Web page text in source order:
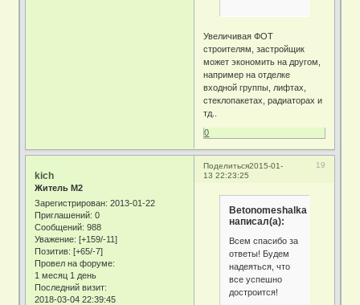
Увеличивая ФОТ
строителям, застройщик
может экономить на другом,
например на отделке
входной группы, лифтах,
стеклопакетах, радиаторах и
тд..
0
Поделиться 19
2015-01-
13 22:23:25
kich
Житель М2
Зарегистрирован: 2013-01-22
Приглашений: 0
Сообщений: 988
Уважение: [+159/-11]
Позитив: [+65/-7]
Провел на форуме:
1 месяц 1 день
Последний визит:
2018-03-04 22:39:45
Betonomeshalka
написал(а):
Всем спасибо за
ответы! Будем
надеяться, что
все успешно
достроится!